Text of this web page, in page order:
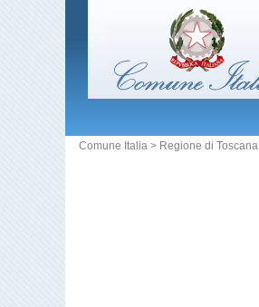
Comune Italia > Regione di Toscana